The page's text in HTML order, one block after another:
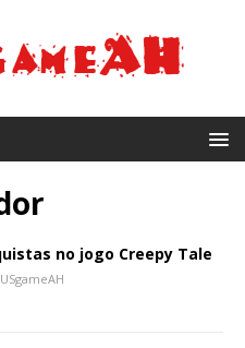
no jogo Creepy Tale